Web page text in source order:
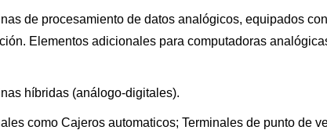
de procesamiento de datos analógicos, equipados
Elementos adicionales para computadoras
híbridas (análogo-digitales).
como Cajeros automaticos; Terminales de punto de